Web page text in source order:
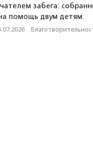
забега:
помощь двум детям.
·